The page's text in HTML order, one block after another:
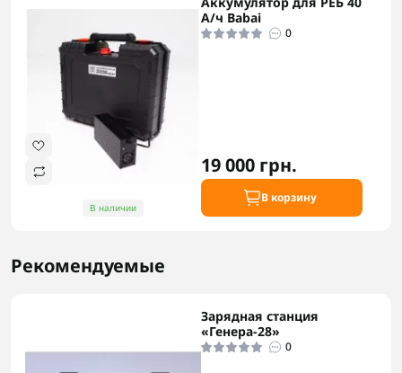
В наличии
А/ч Babai
0
19 000 грн.
В корзину
Рекомендуемые
Зарядная станция
«Генера-28»
0